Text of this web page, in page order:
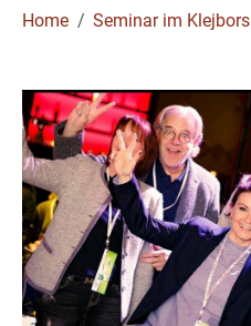
Home Seminar im Klejbors